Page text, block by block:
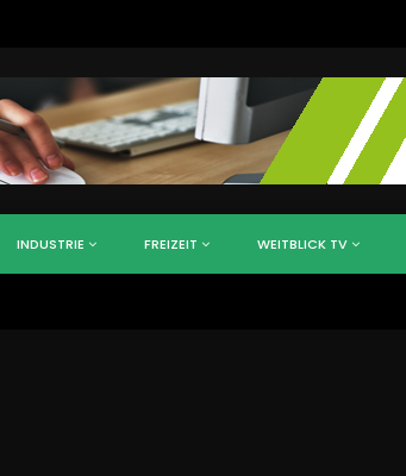
INDUSTRIE FREIZEIT WEITBLICK TV